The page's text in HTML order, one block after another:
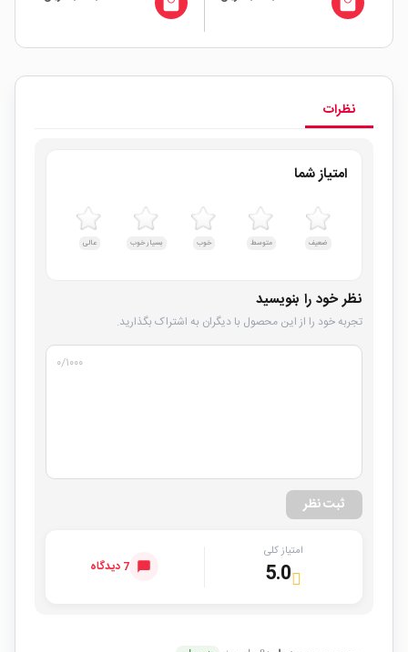
نظرات
امتیاز شما
ضعیف متوسط خوب بسیار خوب عالی
نظر خود را بنویسید
تجربه خود را از این محصول با دیگران به اشتراک بگذارید.
۰/۱۰۰۰
ثبت نظر
امتیاز کلی
5.0 7 دیدگاه